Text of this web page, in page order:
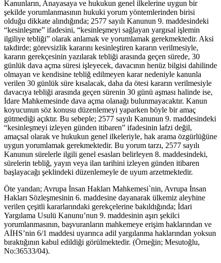
Kanunların, Anayasaya ve hukukun genel ilkelerine uygun bir
şekilde yorumlanmasının hukuki yorum yöntemlerinden birisi
olduğu dikkate alındığında; 2577 sayılı Kanunun 9. maddesindeki
“kesinleşme” ifadesini, “kesinleşmeyi sağlayan yargısal işlemin
ilgiliye tebliği” olarak anlamak ve yorumlamak gerekmektedir. Aksi
takdirde; görevsizlik kararını kesinleştiren kararın verilmesiyle,
kararın gerekçesinin yazılarak tebliği arasında geçen sürede, 30
günlük dava açma süresi işleyecek, davacının henüz bilgisi dahilinde
olmayan ve kendisine tebliğ edilmeyen karar nedeniyle kanunla
verilen 30 günlük süre kısalacak, daha da ötesi kararın verilmesiyle
davacıya tebliği arasında geçen sürenin 30 günü aşması halinde ise,
İdare Mahkemesinde dava açma olanağı bulunmayacaktır. Kanun
koyucunun söz konusu düzenlemeyi yaparken böyle bir amaç
gütmediği açıktır. Bu sebeple; 2577 sayılı Kanunun 9. maddesindeki
“kesinleşmeyi izleyen günden itibaren” ifadesinin lafzi değil,
amaçsal olarak ve hukukun genel ilkeleriyle, hak arama özgürlüğüne
uygun yorumlamak gerekmektedir. Bu yorum tarzı, 2577 sayılı
Kanunun sürelerle ilgili genel esasları belirleyen 8. maddesindeki,
sürelerin tebliğ, yayın veya ilan tarihini izleyen günden itibaren
başlayacağı şeklindeki düzenlemeyle de uyum arzetmektedir.
Öte yandan; Avrupa İnsan Hakları Mahkemesi`nin, Avrupa İnsan
Hakları Sözleşmesinin 6. maddesine dayanarak ülkemiz aleyhine
verilen çeşitli kararlarındaki gerekçelerine bakıldığında; İdari
Yargılama Usulü Kanunu’nun 9. maddesinin aşırı şekilci
yorumlanmasının, başvuranların mahkemeye erişim haklarından ve
AİHS’nin 6/1 maddesi uyarınca adil yargılanma haklarından yoksun
bıraktığının kabul edildiği görülmektedir. (Örneğin; Mesutoğlu,
No:36533/04).